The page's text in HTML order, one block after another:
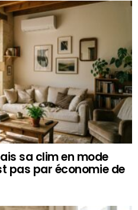
sa clim en mode
pas par économie de